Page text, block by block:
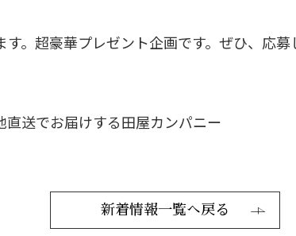
。超豪華プレゼント企画です。ぜひ、応募
送でお届けする田屋カンパニー
新着情報一覧へ戻る